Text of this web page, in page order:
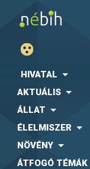
HIVATAL
AKTUÁLIS
ÁLLAT
ÉLELMISZER
NÖVÉNY
ÁTFOGÓ TÉMÁK